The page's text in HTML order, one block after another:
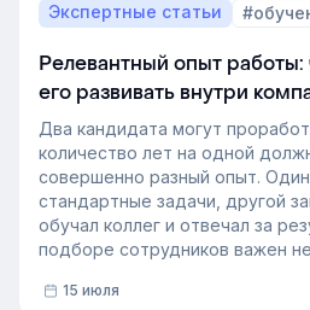
Экспертные статьи
Релевантный опыт работы:
его развивать внутри
Два кандидата могут
количество лет на одной
совершенно разный опыт.
стандартные задачи, другой
обучал коллег и отвечал за
подборе сотрудников важен
В этой статье разберём,
15 июля